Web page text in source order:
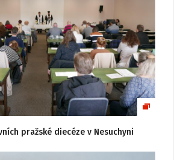
pražské diecéze v Nesuchyni